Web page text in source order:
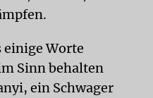
einige Worte
Sinn behalten
ein Schwager